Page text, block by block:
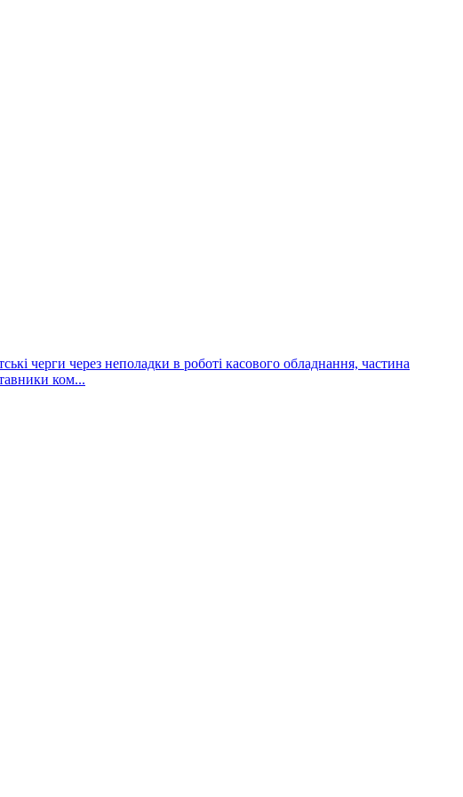
черги через неполадки в роботі касового обладнання, частина
ком...